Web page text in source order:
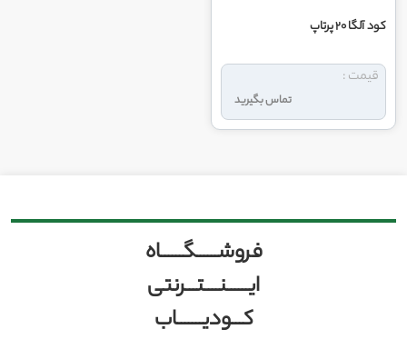
کود آلگا 20 پرتاپ
تماس بگیرید
قیمت :
فروشــــــگــــــاه
ایــــــنــــتـــرنتی
کـــودیـــــــاب